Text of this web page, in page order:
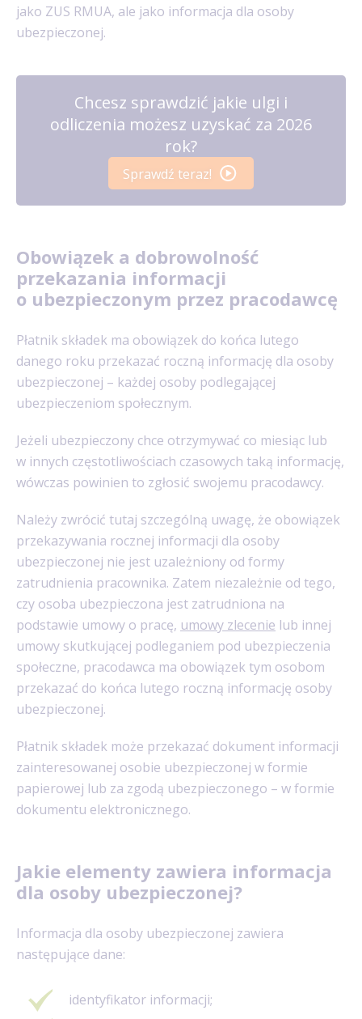
jako ZUS RMUA, ale jako informacja dla osoby
ubezpieczonej.
Chcesz sprawdzić jakie ulgi i
odliczenia możesz uzyskać za 2026
rok?
Sprawdź teraz!
Obowiązek a dobrowolność
przekazania informacji
o ubezpieczonym przez pracodawcę
Płatnik składek ma obowiązek do końca lutego
danego roku przekazać roczną informację dla osoby
ubezpieczonej – każdej osoby podlegającej
ubezpieczeniom społecznym.
Jeżeli ubezpieczony chce otrzymywać co miesiąc lub
w innych częstotliwościach czasowych taką informację,
wówczas powinien to zgłosić swojemu pracodawcy.
Należy zwrócić tutaj szczególną uwagę, że obowiązek
przekazywania rocznej informacji dla osoby
ubezpieczonej nie jest uzależniony od formy
zatrudnienia pracownika. Zatem niezależnie od tego,
czy osoba ubezpieczona jest zatrudniona na
podstawie umowy o pracę, umowy zlecenie lub innej
umowy skutkującej podleganiem pod ubezpieczenia
społeczne, pracodawca ma obowiązek tym osobom
przekazać do końca lutego roczną informację osoby
ubezpieczonej.
Płatnik składek może przekazać dokument informacji
zainteresowanej osobie ubezpieczonej w formie
papierowej lub za zgodą ubezpieczonego – w formie
dokumentu elektronicznego.
Jakie elementy zawiera informacja
dla osoby ubezpieczonej?
Informacja dla osoby ubezpieczonej zawiera
następujące dane:
identyfikator informacji;